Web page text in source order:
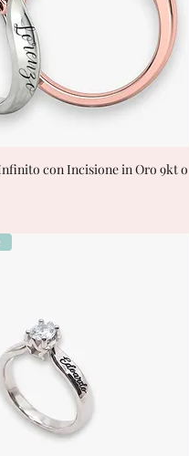
Vista rapida
con Incisione in Oro 9kt o